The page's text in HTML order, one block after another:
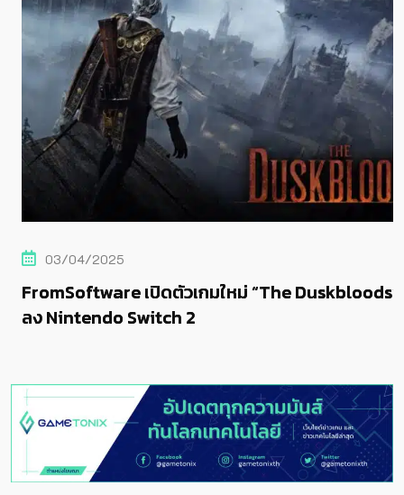
03/04/2025
FromSoftware เปิดตัวเกมใหม่ “The Duskbloods”
ลง Nintendo Switch 2